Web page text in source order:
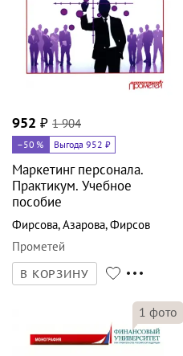
952 ₽ 1 904
–50 % Выгода 952 ₽
Маркетинг персонала.
Практикум. Учебное
пособие
Фирсова,Азарова,Фирсов
Прометей
В КОРЗИНУ
1 фото